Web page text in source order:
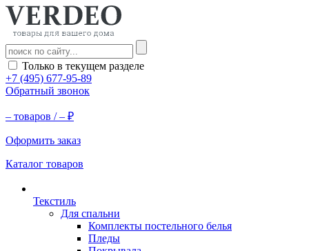
Только в текущем разделе
+7 (495) 677-95-89
Обратный звонок
– товаров /– ₽
Оформить заказ
Каталог товаров
Текстиль
Для спальни
Комплекты постельного белья
Пледы